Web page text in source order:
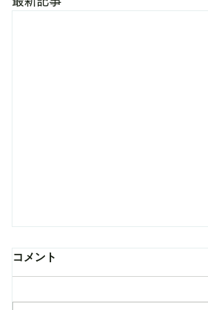
コメント